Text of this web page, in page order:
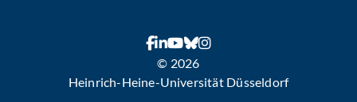
© 2026
Heinrich-Heine-Universität Düsseldorf